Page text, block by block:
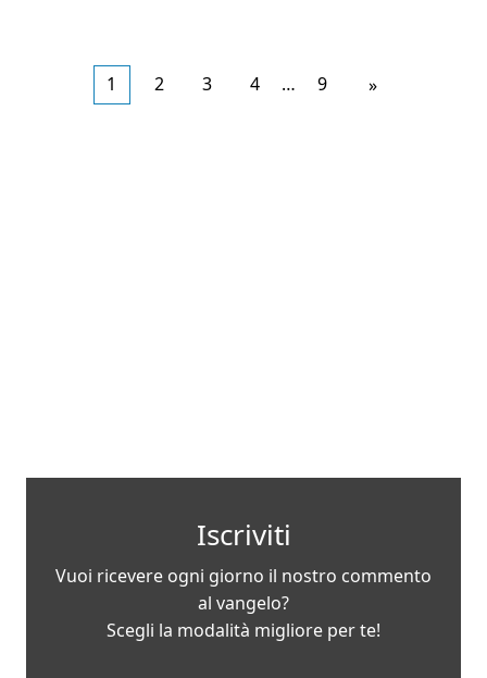
1 2 3 4 … 9
Articoli
»
Iscriviti
Vuoi ricevere ogni giorno il nostro commento
al vangelo?
Scegli la modalità migliore per te!